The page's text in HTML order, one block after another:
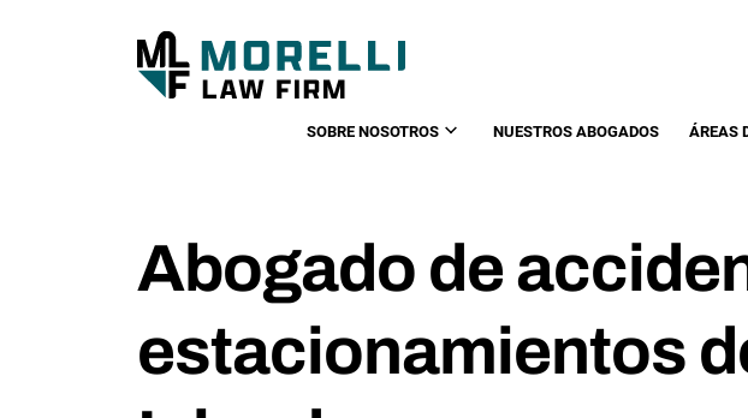
SOBRE NOSOTROS NUESTROS ABOGADOS ÁREAS
Abogado de
estacionamientos